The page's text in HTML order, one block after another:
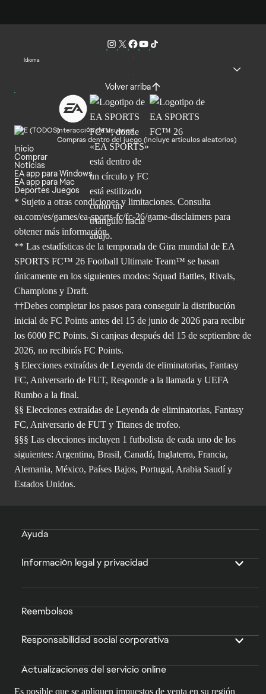
Idioma
Volver arriba
Interacción de usuarios
Compras dentro del juego (Incluye artículos aleatorios)
Inicio
Comprar
Noticias
EA app para Windows
EA app para Mac
Deportes Juegos
* Sujeto a otras condiciones y limitaciones. Consulta
ea.com/es/games/ea-sports-fc/fc-26/game-disclaimers para
obtenermás información.
** Las estadísticas de la temporada de Gira mundial de EA
SPORTS FC™ 26 Football Ultimate Team™ se basan
únicamente en los siguientes modos: Squad Battles, Rivals,
Champions y Draft.
††Debes completar los pasos para conseguir la distribución
inicial de FC Points antes del 15 de junio de 2026 para recibir
los 6000 FC Points. Si canjeas después del 15 de septiembre de
2026, no recibirás FC Points.
§ Elecciones extraídas de Leyenda de eliminatorias, Fantasy
FC, Aniversario de FUT, Responde a la llamada y UEFA
Rumbo a la final.
§§ Elecciones extraídas de Leyenda de eliminatorias, Fantasy
FC, Aniversario de FUT y Titanes de trofeo.
§§§ Las elecciones incluyen 1 futbolista de cada uno de los
siguientes: Argentina, Brasil, Canadá, Inglaterra, Francia,
Alemania, México, Países Bajos, Portugal, Arabia Saudí y
Estados Unidos.
Ayuda
Información legal y privacidad
Reembolsos
Responsabilidad social corporativa
Actualizaciones del servicio online
Es posible que se apliquen impuestos de venta en su región